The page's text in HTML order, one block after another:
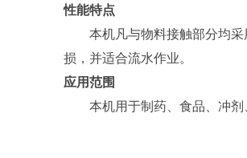
性能特点
本机凡与物料接触部分均采
损，并适合流水作业。
应用范围
本机用于制药、食品、冲剂